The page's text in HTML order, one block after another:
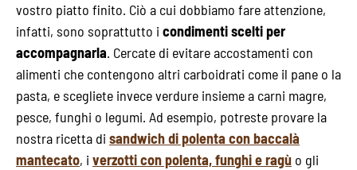
vostro piatto finito. Ciò a cui dobbiamo fare attenzione,
infatti, sono soprattutto i condimenti scelti per
accompagnarla. Cercate di evitare accostamenti con
alimenti che contengono altri carboidrati come il pane o la
pasta, e scegliete invece verdure insieme a carni magre,
pesce, funghi o legumi. Ad esempio, potreste provare la
nostra ricetta di sandwich di polenta con baccalà
mantecato, i verzotti con polenta, funghi e ragù o gli